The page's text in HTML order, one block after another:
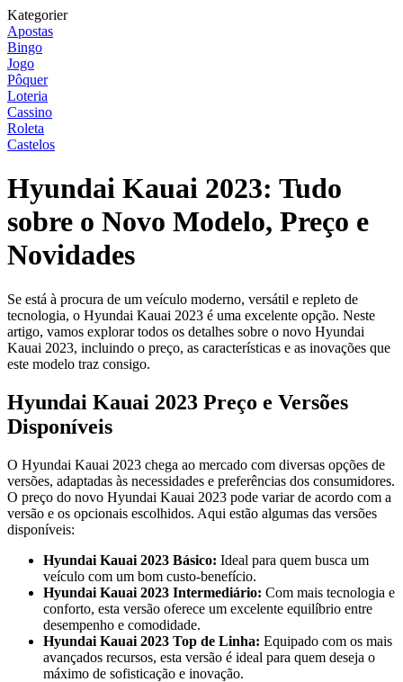
Kategorier
Apostas
Bingo
Jogo
Pôquer
Loteria
Cassino
Roleta
Castelos
Hyundai Kauai 2023: Tudo
sobre o Novo Modelo, Preço e
Novidades
Se está à procura de um veículo moderno, versátil e repleto de
tecnologia, o Hyundai Kauai 2023 é uma excelente opção. Neste
artigo, vamos explorar todos os detalhes sobre o novo Hyundai
Kauai 2023, incluindo o preço, as características e as inovações que
este modelo traz consigo.
Hyundai Kauai 2023 Preço e Versões
Disponíveis
O Hyundai Kauai 2023 chega ao mercado com diversas opções de
versões, adaptadas às necessidades e preferências dos consumidores.
O preço do novo Hyundai Kauai 2023 pode variar de acordo com a
versão e os opcionais escolhidos. Aqui estão algumas das versões
disponíveis:
Hyundai Kauai 2023 Básico: Ideal para quem busca um
veículo com um bom custo-benefício.
Hyundai Kauai 2023 Intermediário: Com mais tecnologia e
conforto, esta versão oferece um excelente equilíbrio entre
desempenho e comodidade.
Hyundai Kauai 2023 Top de Linha: Equipado com os mais
avançados recursos, esta versão é ideal para quem deseja o
máximo de sofisticação e inovação.